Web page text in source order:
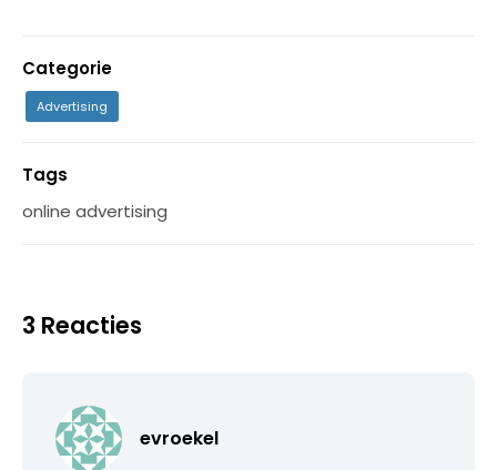
Categorie
Advertising
Tags
online advertising
3 Reacties
evroekel